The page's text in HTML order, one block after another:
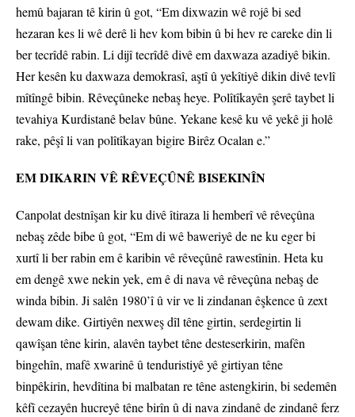
hemû bajaran tê kirin û got, “Em dixwazin wê rojê bi sed
hezaran kes li wê derê li hev kom bibin û bi hev re careke din li
ber tecrîdê rabin. Li dijî tecrîdê divê em daxwaza azadiyê bikin.
Her kesên ku daxwaza demokrasî, aştî û yekîtiyê dikin divê tevlî
mîtîngê bibin. Rêveçûneke nebaş heye. Polîtîkayên şerê taybet li
tevahiya Kurdistanê belav bûne. Yekane kesê ku vê yekê ji holê
rake, pêşî li van polîtîkayan bigire Birêz Ocalan e.”
EM DIKARIN VÊ RÊVEÇÛNÊ BISEKINÎN
Canpolat destnîşan kir ku divê îtiraza li hemberî vê rêveçûna
nebaş zêde bibe û got, “Em di wê baweriyê de ne ku eger bi
xurtî li ber rabin em ê karibin vê rêveçûnê rawestînin. Heta ku
em dengê xwe nekin yek, em ê di nava vê rêveçûna nebaş de
winda bibin. Ji salên 1980’î û vir ve li zindanan êşkence û zext
dewam dike. Girtiyên nexweş dîl têne girtin, serdegirtin li
qawîşan têne kirin, alavên taybet têne desteserkirin, mafên
bingehîn, mafê xwarinê û tenduristiyê yê girtiyan têne
binpêkirin, hevdîtina bi malbatan re têne astengkirin, bi sedemên
kêfî cezayên hucreyê têne birîn û di nava zindanê de zindanê ferz